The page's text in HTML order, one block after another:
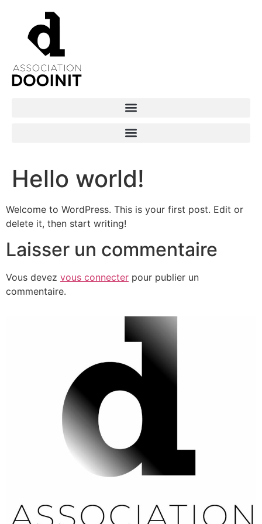
Hello world!
Welcome to WordPress. This is your first post. Edit or
delete it, then start writing!
Laisser un commentaire
Vous devez vous connecter pour publier un
commentaire.